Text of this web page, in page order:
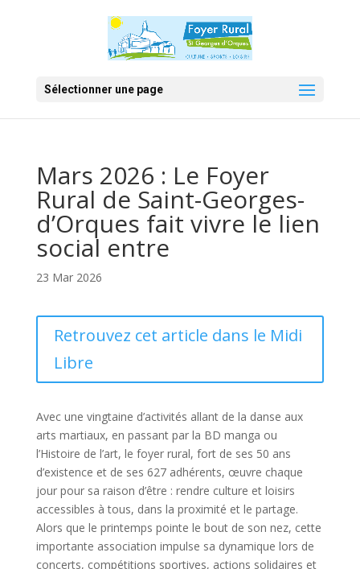
Sélectionner une page
Mars 2026 : Le Foyer
Rural de Saint-Georges-
d’Orques fait vivre le lien
social entre
23 Mar 2026
Retrouvez cet article dans le Midi
Libre
Avec une vingtaine d’activités allant de la danse aux
arts martiaux, en passant par la BD manga ou
l’Histoire de l’art, le foyer rural, fort de ses 50 ans
d’existence et de ses 627 adhérents, œuvre chaque
jour pour sa raison d’être : rendre culture et loisirs
accessibles à tous, dans la proximité et le partage.
Alors que le printemps pointe le bout de son nez, cette
importante association impulse sa dynamique lors de
concerts, compétitions sportives, actions solidaires et